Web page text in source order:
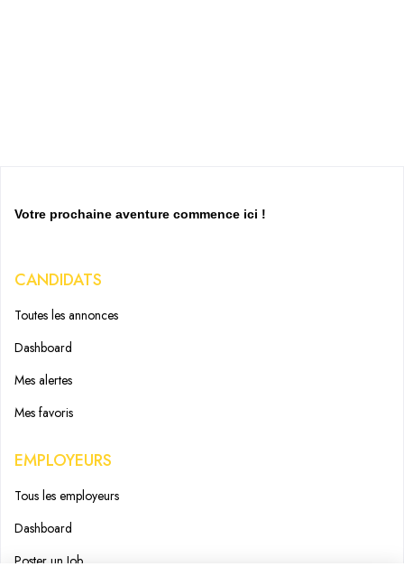
Votre prochaine aventure commence ici !
CANDIDATS
Toutes les annonces
Dashboard
Mes alertes
Mes favoris
EMPLOYEURS
Tous les employeurs
Dashboard
Poster un Job